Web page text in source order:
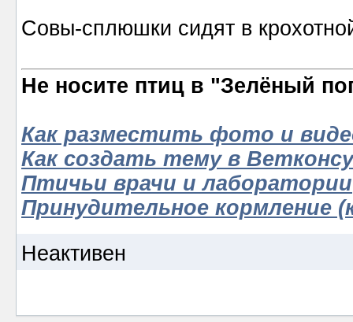
Совы-сплюшки сидят в
Не носите птиц в "Зелёный
Как разместить фото и
Как создать тему в
Птичьи врачи и лаборатории
Принудительное кормление
Неактивен